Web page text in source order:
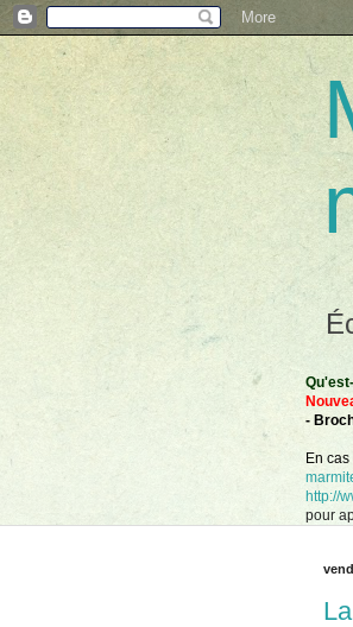
-
En
http://
pour